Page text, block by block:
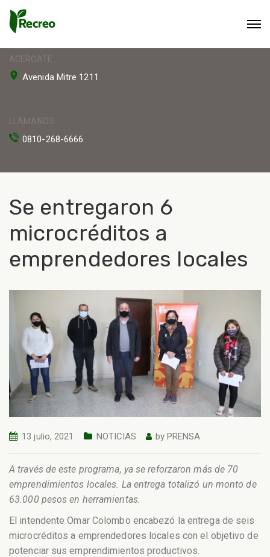
ACERCATE
Avenida Mitre 1211
LLAMANOS
0810-268-6666
Se entregaron 6
microcréditos a
emprendedores locales
13 julio, 2021 NOTICIAS by PRENSA
A través de este programa, ya se reforzaron más de 70
emprendimientos locales. La entrega totalizó un monto de
63.000 pesos en herramientas.
El intendente Omar Colombo encabezó la entrega de seis
microcréditos a emprendedores locales con el objetivo de
potenciar sus emprendimientos productivos.